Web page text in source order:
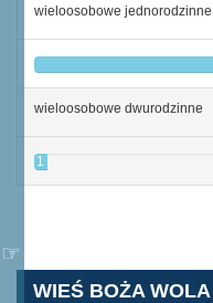
wieloosobowe jednorodzinne
wieloosobowe dwurodzinne
1
WIEŚ BOŻA WOLA